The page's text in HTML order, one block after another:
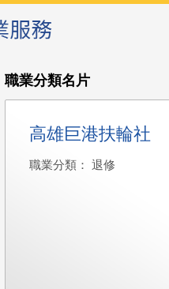
職業分類名片
高雄巨港扶輪社
職業分類： 退修